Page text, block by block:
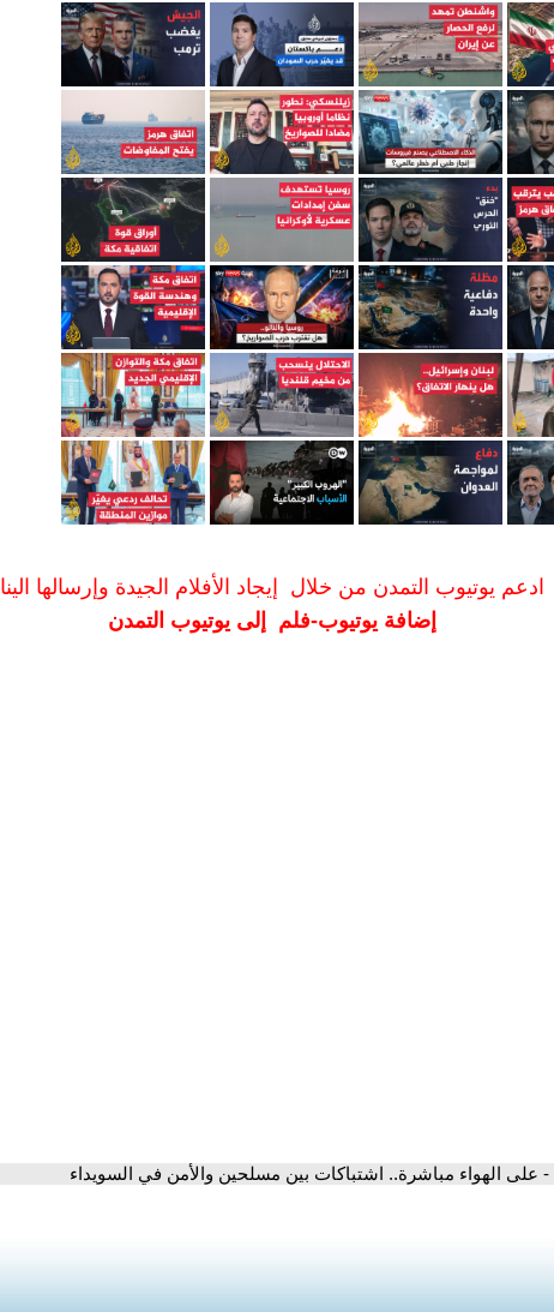
ادعم يوتيوب التمدن من خلال إيجاد الأفلام الجيدة وإرسالها الينا
إضافة يوتيوب-فلم إلى يوتيوب التمدن
- على الهواء مباشرة.. اشتباكات بين مسلحين والأمن في السويداء